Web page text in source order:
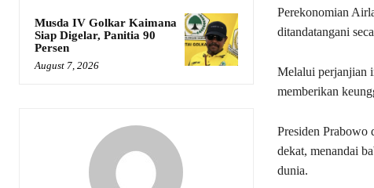
Musda IV Golkar Kaimana
Siap Digelar, Panitia 90
Persen
August 7, 2026
Perekonomian
ditandatangani
Melalui perjanjian
memberikan
Presiden Prabowo
dekat, menandai
dunia.